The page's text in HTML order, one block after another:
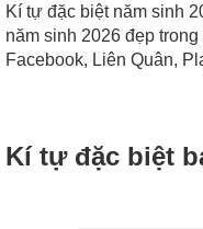
Kí tự đặc biệt năm sinh
năm sinh 2026 đẹp
Facebook, Liên Quân,
Kí tự đặc biệt